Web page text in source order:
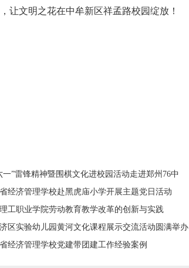
让文明之花在中牟新区祥孟路校园绽放！
”雷锋精神暨围棋文化进校园活动走进郑州76中
济管理学校赴黑虎庙小学开展主题党日活动
职业学院劳动教育教学改革的创新与实践
实验幼儿园黄河文化课程展示交流活动圆满举办
济管理学校党建带团建工作经验案例